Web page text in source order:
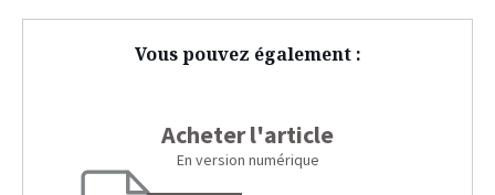
Vous pouvez également :
Acheter l'article
En version numérique